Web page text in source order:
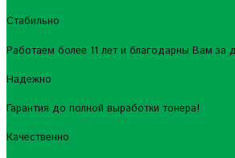
Стабильно
Работаем более 11 лет и благодарны Вам за
Надежно
Гарантия до полной выработки тонера!
Качественно